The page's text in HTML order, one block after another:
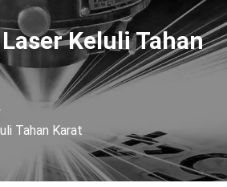
Keluli Tahan
Tahan Karat